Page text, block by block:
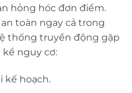
hỏng hóc đơn điểm.
toàn ngay cả trong
thống truyền động gặp
kể nguy cơ:
kế hoạch.